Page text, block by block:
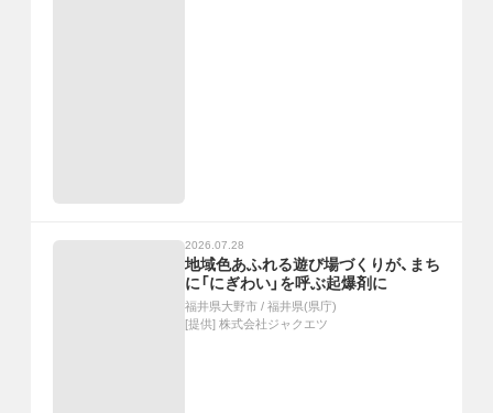
2026.07.28
地域色あふれる遊び場づくりが、まち
に「にぎわい」を呼ぶ起爆剤に
福井県大野市 / 福井県(県庁)
[提供] 株式会社ジャクエツ